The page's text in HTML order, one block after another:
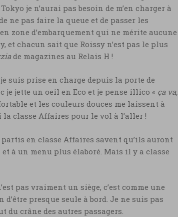
je n’aurai pas besoin de m’en charger à
ne pas faire la queue et de passer les
zone d’embarquement qui ne mérite aucune
et chacun sait que Roissy n’est pas le plus
de magazines au Relais H !
suis prise en charge depuis la porte de
je jette un oeil en Eco et je pense illico « ça va,
et les couleurs douces me laissent à
classe Affaires pour le vol à l’aller !
en classe Affaires savent qu’ils auront
à un menu plus élaboré. Mais il y a classe
pas vraiment un siège, c’est comme une
presque seule à bord. Je ne suis pas
du crâne des autres passagers.